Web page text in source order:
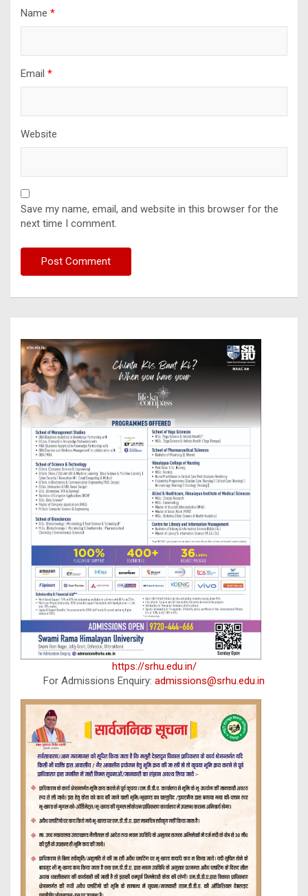
Name *
Email *
Website
Save my name, email, and website in this browser for the
next time I comment.
https://srhu.edu.in/
For Admissions Enquiry: admissions@srhu.edu.in